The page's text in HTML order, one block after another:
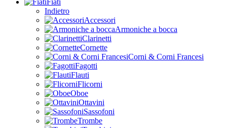
Fiati
Indietro
Accessori
Armoniche a bocca
Clarinetti
Cornette
Corni & Corni Francesi
Fagotti
Flauti
Flicorni
Oboe
Ottavini
Sassofoni
Trombe